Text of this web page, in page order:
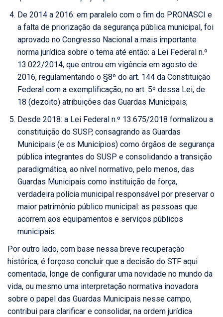
De 2014 a 2016: em paralelo com o fim do PRONASCI e
a falta de priorização da segurança pública municipal, foi
aprovado no Congresso Nacional a mais importante
norma jurídica sobre o tema até então: a Lei Federal n.º
13.022/2014, que entrou em vigência em agosto de
2016, regulamentando o §8º do art. 144 da Constituição
Federal com a exemplificação, no art. 5º dessa Lei, de
18 (dezoito) atribuições das Guardas Municipais;
Desde 2018: a Lei Federal n.º 13.675/2018 formalizou a
constituição do SUSP, consagrando as Guardas
Municipais (e os Municípios) como órgãos de segurança
pública integrantes do SUSP e consolidando a transição
paradigmática, ao nível normativo, pelo menos, das
Guardas Municipais como instituição de força,
verdadeira polícia municipal responsável por preservar o
maior patrimônio público municipal: as pessoas que
acorrem aos equipamentos e serviços públicos
municipais.
Por outro lado, com base nessa breve recuperação
histórica, é forçoso concluir que a decisão do STF aqui
comentada, longe de configurar uma novidade no mundo da
vida, ou mesmo uma interpretação normativa inovadora
sobre o papel das Guardas Municipais nesse campo,
contribui para clarificar e consolidar, na ordem jurídica